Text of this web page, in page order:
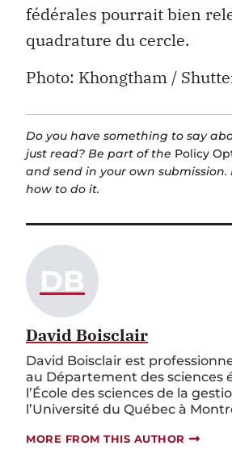
fédérales pourrait bien
quadrature du cercle.
Photo: Khongtham /
Do you have something to say
just read? Be part of the Policy
and send in your own submission.
how to do it.
DB
David Boisclair
David Boisclair est
au Département des sciences
l’École des sciences de la
l’Université du Québec à
MORE FROM THIS AUTHOR